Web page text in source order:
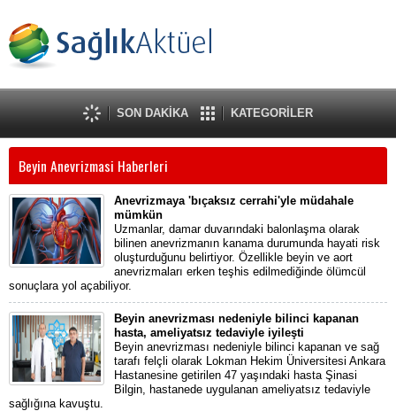
SON DAKİKA KATEGORİLER
Beyin Anevrizmasi Haberleri
Anevrizmaya 'bıçaksız cerrahi'yle müdahale
mümkün
Uzmanlar, damar duvarındaki balonlaşma olarak
bilinen anevrizmanın kanama durumunda hayati risk
oluşturduğunu belirtiyor. Özellikle beyin ve aort
anevrizmaları erken teşhis edilmediğinde ölümcül
sonuçlara yol açabiliyor.
Beyin anevrizması nedeniyle bilinci kapanan
hasta, ameliyatsız tedaviyle iyileşti
Beyin anevrizması nedeniyle bilinci kapanan ve sağ
tarafı felçli olarak Lokman Hekim Üniversitesi Ankara
Hastanesine getirilen 47 yaşındaki hasta Şinasi
Bilgin, hastanede uygulanan ameliyatsız tedaviyle
sağlığına kavuştu.